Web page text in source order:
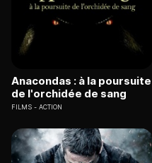
Anacondas : à la poursuite
de l'orchidée de sang
FILMS ACTION